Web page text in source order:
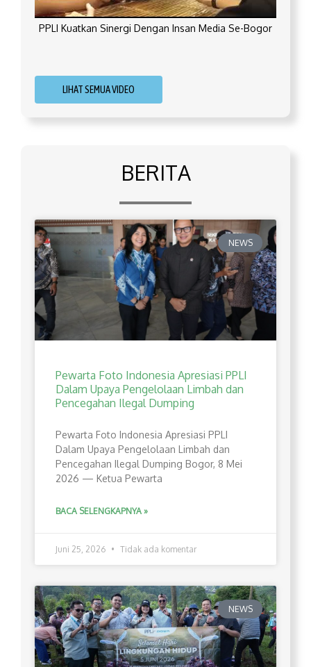
PPLI Kuatkan Sinergi Dengan Insan Media Se-Bogor
LIHAT SEMUA VIDEO
BERITA
NEWS
Pewarta Foto Indonesia Apresiasi PPLI
Dalam Upaya Pengelolaan Limbah dan
Pencegahan Ilegal Dumping
Pewarta Foto Indonesia Apresiasi PPLI
Dalam Upaya Pengelolaan Limbah dan
Pencegahan Ilegal Dumping Bogor, 8 Mei
2026 — Ketua Pewarta
BACA SELENGKAPNYA »
Juni 25, 2026 Tidak ada komentar
NEWS